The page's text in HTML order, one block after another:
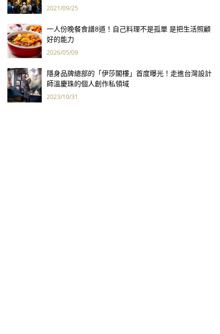
2021/09/25
一人份晚餐食譜8道！自己料理不是孤單 是把生活照顧
好的能力
2026/05/09
隱身品牌總部的「伊莎閣樓」首度曝光！走進台灣設計
師溫慶珠的個人創作私領域
2023/10/31